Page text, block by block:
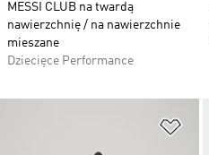
MESSI CLUB na twardą
nawierzchnię / na nawierzchnie
mieszane
Dziecięce Performance